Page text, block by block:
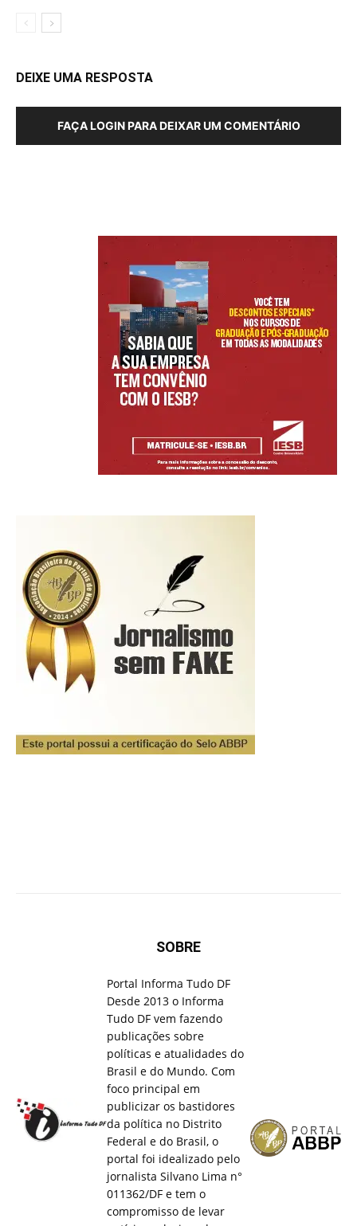
DEIXE UMA RESPOSTA
FAÇA LOGIN PARA DEIXAR UM COMENTÁRIO
SOBRE
Portal Informa Tudo DF
Desde 2013 o Informa
Tudo DF vem fazendo
publicações sobre
políticas e atualidades do
Brasil e do Mundo. Com
foco principal em
publicizar os bastidores
da política no Distrito
Federal e do Brasil, o
portal foi idealizado pelo
jornalista Silvano Lima n°
011362/DF e tem o
compromisso de levar